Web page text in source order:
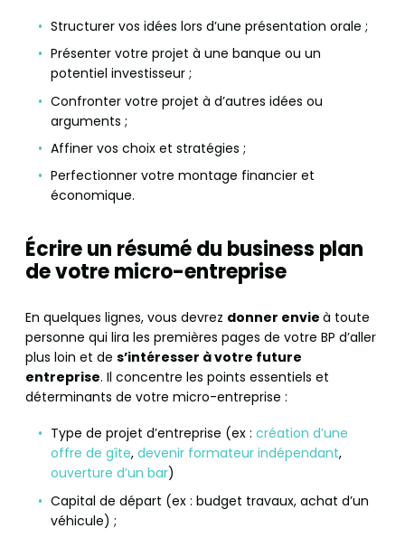
Structurer vos idées lors d’une présentation orale ;
Présenter votre projet à une banque ou un
potentiel investisseur ;
Confronter votre projet à d’autres idées ou
arguments ;
Affiner vos choix et stratégies ;
Perfectionner votre montage financier et
économique.
Écrire un résumé du business plan
de votre micro-entreprise
En quelques lignes, vous devrez donner envie à toute
personne qui lira les premières pages de votre BP d’aller
plus loin et de s’intéresser à votre future
entreprise. Il concentre les points essentiels et
déterminants de votre micro-entreprise :
Type de projet d’entreprise (ex : création d’une
offre de gîte, devenir formateur indépendant,
ouverture d’un bar)
Capital de départ (ex : budget travaux, achat d’un
véhicule) ;